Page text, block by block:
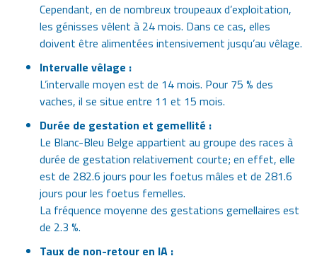
Cependant, en de nombreux troupeaux d’exploitation,
les génisses vêlent à 24 mois. Dans ce cas, elles
doivent être alimentées intensivement jusqu’au vêlage.
Intervalle vêlage :
L’intervalle moyen est de 14 mois. Pour 75 % des
vaches, il se situe entre 11 et 15 mois.
Durée de gestation et gemellité :
Le Blanc-Bleu Belge appartient au groupe des races à
durée de gestation relativement courte; en effet, elle
est de 282.6 jours pour les foetus mâles et de 281.6
jours pour les foetus femelles.
La fréquence moyenne des gestations gemellaires est
de 2.3 %.
Taux de non-retour en IA :